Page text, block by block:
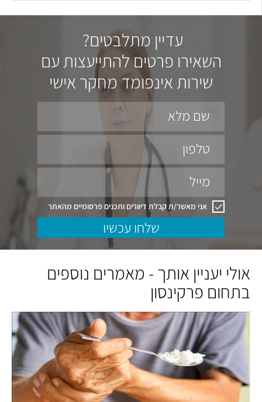
עדיין מתלבטים?
השאירו פרטים להתייעצות עם
שירות אינפומד מחקר אישי
שם מלא
טלפון
מייל
אני מאשר/ת קבלת דיוורים ותכנים פרסומיים מהאתר
שלחו עכשיו
אולי יעניין אותך - מאמרים נוספים
בתחום פרקינסון